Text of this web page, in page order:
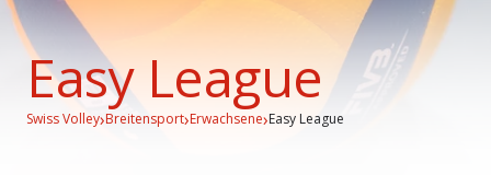
Easy League
Swiss Volley›Breitensport›Erwachsene›Easy League